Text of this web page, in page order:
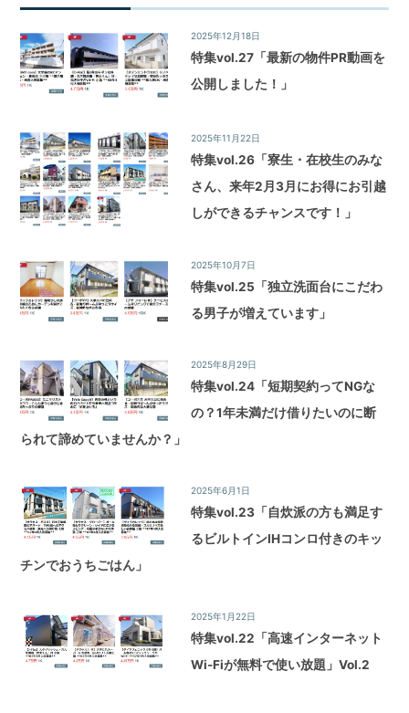
シ
ョ
ン
2025年12月18日
特集vol.27「最新の物件PR動画を
公開しました！」
2025年11月22日
特集vol.26「寮生・在校生のみな
さん、来年2月3月にお得にお引越
しができるチャンスです！」
2025年10月7日
特集vol.25「独立洗面台にこだわ
る男子が増えています」
2025年8月29日
特集vol.24「短期契約ってNGな
の？1年未満だけ借りたいのに断
られて諦めていませんか？」
2025年6月1日
特集vol.23「自炊派の方も満足す
るビルトインIHコンロ付きのキッ
チンでおうちごはん」
2025年1月22日
特集vol.22「高速インターネット
Wi-Fiが無料で使い放題」Vol.2